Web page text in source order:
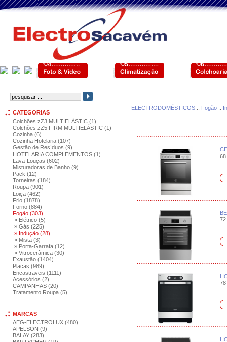
CATEGORIAS
Colchões zZ3 MULTIELÁSTIC (1)
Colchões zZ5 FIRM MULTIELÁSTIC (1)
Cozinha (6)
Cozinha Hotelaria (107)
Gestão de Resíduos (9)
HOTELARIA COMPLEMENTOS (1)
Lava-Louças (602)
Misturadoras de Banho (9)
Pack (12)
Torneiras (184)
Roupa (901)
Loiça (462)
Frio (1878)
Forno (884)
Fogão (303)
» Elétrico (5)
» Gás (225)
» Indução (28)
» Mista (3)
» Porta-Garrafa (12)
» Vitrocerâmica (30)
Exaustão (1404)
Placas (989)
Encastraveis (1111)
Acessórios (2)
CAMPANHAS (20)
Tratamento Roupa (5)
MARCAS
AEG-ELECTROLUX (480)
APELSON (9)
BALAY (283)
ELECTRODOMÉSTICOS :: Fogão ::
68
72
78